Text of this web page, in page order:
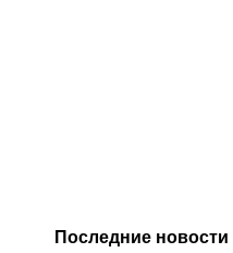
Последние новости